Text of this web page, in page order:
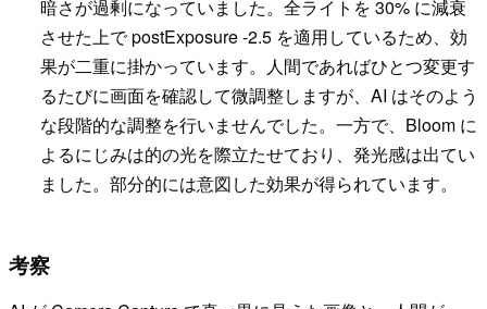
暗さが過剰になっていました。全ライトを 30% に減衰
させた上で postExposure -2.5 を適用しているため、効
果が二重に掛かっています。人間であればひとつ変更す
るたびに画面を確認して微調整しますが、AI はそのよう
な段階的な調整を行いませんでした。一方で、Bloom に
よるにじみは的の光を際立たせており、発光感は出てい
ました。部分的には意図した効果が得られています。
考察